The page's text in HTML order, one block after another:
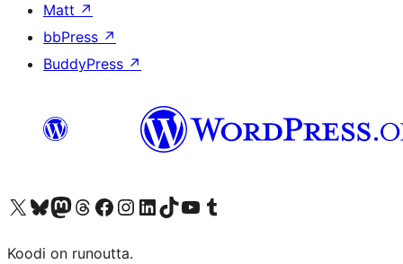
Matt ↗
bbPress ↗
BuddyPress ↗
Visit our X (formerly Twitter) account
Visit our Bluesky account
Visit our Mastodon account
Visit our Threads account
Visit our Facebook page
Visit our Instagram account
Visit our LinkedIn account
Visit our TikTok account
Näytä YouTube-kanava
Visit our Tumblr account
Koodi on runoutta.